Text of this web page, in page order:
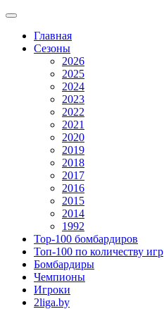
Главная
Сезоны
2026
2025
2024
2023
2022
2021
2020
2019
2018
2017
2016
2015
2014
1992
Top-100 бомбардиров
Топ-100 по количеству игр
Бомбардиры
Чемпионы
Игроки
2liga.by